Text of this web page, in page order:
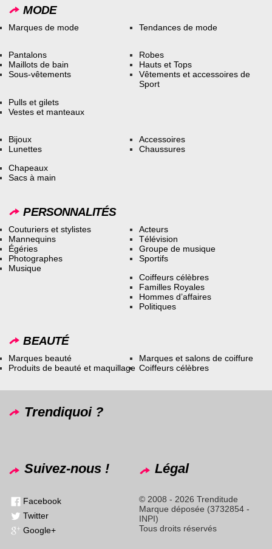
MODE
Marques de mode Tendances de mode
Pantalons
Maillots de bain
Sous-vêtements
Robes
Hauts et Tops
Vêtements et accessoires de
Sport
Pulls et gilets
Vestes et manteaux
Bijoux
Lunettes
Accessoires
Chaussures
Chapeaux
Sacs à main
PERSONNALITÉS
Couturiers et stylistes
Mannequins
Égéries
Photographes
Musique
Acteurs
Télévision
Groupe de musique
Sportifs
Coiffeurs célèbres
Familles Royales
Hommes d’affaires
Politiques
BEAUTÉ
Marques beauté
Produits de beauté et maquillage
Marques et salons de coiffure
Coiffeurs célèbres
Trendiquoi ?
Suivez-nous !
Facebook
Twitter
Google+
Légal
© 2008 - 2026 Trenditude
Marque déposée (3732854 -
INPI)
Tous droits réservés